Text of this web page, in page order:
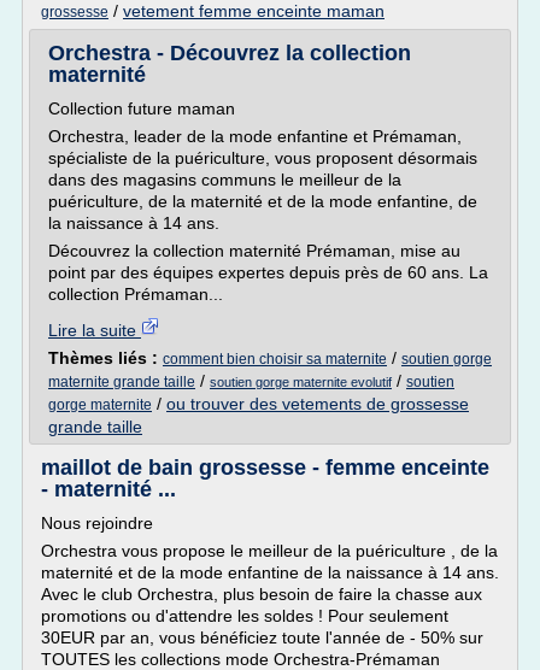
grossesse / vetement femme enceinte maman
Orchestra - Découvrez la collection
maternité
Collection future maman
Orchestra, leader de la mode enfantine et Prémaman,
spécialiste de la puériculture, vous proposent désormais
dans des magasins communs le meilleur de la
puériculture, de la maternité et de la mode enfantine, de
la naissance à 14 ans.
Découvrez la collection maternité Prémaman, mise au
point par des équipes expertes depuis près de 60 ans. La
collection Prémaman...
Lire la suite
Thèmes liés : comment bien choisir sa maternite / soutien gorge
maternite grande taille / soutien gorge maternite evolutif / soutien
gorge maternite / ou trouver des vetements de grossesse
grande taille
maillot de bain grossesse - femme enceinte
- maternité ...
Nous rejoindre
Orchestra vous propose le meilleur de la puériculture , de la
maternité et de la mode enfantine de la naissance à 14 ans.
Avec le club Orchestra, plus besoin de faire la chasse aux
promotions ou d'attendre les soldes ! Pour seulement
30EUR par an, vous bénéficiez toute l'année de - 50% sur
TOUTES les collections mode Orchestra-Prémaman